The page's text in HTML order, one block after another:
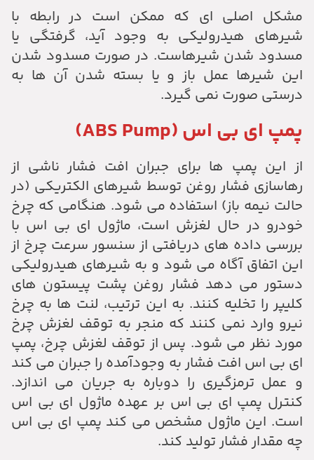
مشکل اصلی ای که ممکن است در رابطه با
شیرهای هیدرولیکی به وجود آید، گرفتگی یا
مسدود شدن شیرهاست. در صورت مسدود شدن
این شیرها عمل باز و یا بسته شدن آن ها به
درستی صورت نمی گیرد.
پمپ ای بی اس (ABS Pump)
از این پمپ ها برای جبران افت فشار ناشی از
رهاسازی فشار روغن توسط شیرهای الکتریکی (در
حالت نیمه باز) استفاده می شود. هنگامی که چرخ
خودرو در حال لغزش است، ماژول ای بی اس با
بررسی داده های دریافتی از سنسور سرعت چرخ از
این اتفاق آگاه می شود و به شیرهای هیدرولیکی
دستور می دهد فشار روغن پشت پیستون های
کلیپر را تخلیه کنند. به این ترتیب، لنت ها به چرخ
نیرو وارد نمی کنند که منجر به توقف لغزش چرخ
مورد نظر می شود. پس از توقف لغزش چرخ، پمپ
ای بی اس افت فشار به وجودآمده را جبران می کند
و عمل ترمزگیری را دوباره به جریان می اندازد.
کنترل پمپ ای بی اس بر عهده ماژول ای بی اس
است. این ماژول مشخص می کند پمپ ای بی اس
چه مقدار فشار تولید کند.